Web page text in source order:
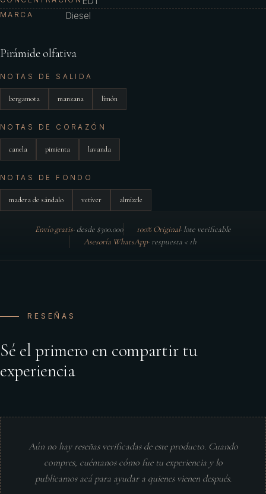
MARCA Diesel
Pirámide olfativa
NOTAS DE SALIDA
bergamota manzana limón
NOTAS DE CORAZÓN
canela pimienta lavanda
NOTAS DE FONDO
madera de sándalo vetiver almizcle
Envío gratis· desde $300.000 100% Original· lote verificable
Asesoría WhatsApp· respuesta < 1h
RESEÑAS
Sé el primero en compartir tu
experiencia
Aún no hay reseñas verificadas de este producto. Cuando
compres, cuéntanos cómo fue tu experiencia y lo
publicamos acá para ayudar a quienes vienen después.